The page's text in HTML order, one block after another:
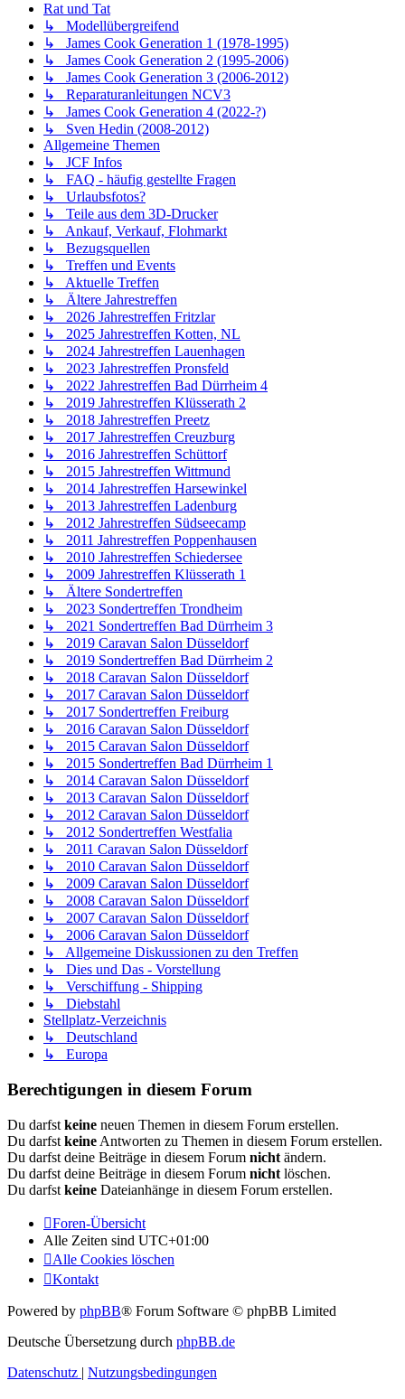
Rat und Tat
↳ Modellübergreifend
↳ James Cook Generation 1 (1978-1995)
↳ James Cook Generation 2 (1995-2006)
↳ James Cook Generation 3 (2006-2012)
↳ Reparaturanleitungen NCV3
↳ James Cook Generation 4 (2022-?)
↳ Sven Hedin (2008-2012)
Allgemeine Themen
↳ JCF Infos
↳ FAQ - häufig gestellte Fragen
↳ Urlaubsfotos?
↳ Teile aus dem 3D-Drucker
↳ Ankauf, Verkauf, Flohmarkt
↳ Bezugsquellen
↳ Treffen und Events
↳ Aktuelle Treffen
↳ Ältere Jahrestreffen
↳ 2026 Jahrestreffen Fritzlar
↳ 2025 Jahrestreffen Kotten, NL
↳ 2024 Jahrestreffen Lauenhagen
↳ 2023 Jahrestreffen Pronsfeld
↳ 2022 Jahrestreffen Bad Dürrheim 4
↳ 2019 Jahrestreffen Klüsserath 2
↳ 2018 Jahrestreffen Preetz
↳ 2017 Jahrestreffen Creuzburg
↳ 2016 Jahrestreffen Schüttorf
↳ 2015 Jahrestreffen Wittmund
↳ 2014 Jahrestreffen Harsewinkel
↳ 2013 Jahrestreffen Ladenburg
↳ 2012 Jahrestreffen Südseecamp
↳ 2011 Jahrestreffen Poppenhausen
↳ 2010 Jahrestreffen Schiedersee
↳ 2009 Jahrestreffen Klüsserath 1
↳ Ältere Sondertreffen
↳ 2023 Sondertreffen Trondheim
↳ 2021 Sondertreffen Bad Dürrheim 3
↳ 2019 Caravan Salon Düsseldorf
↳ 2019 Sondertreffen Bad Dürrheim 2
↳ 2018 Caravan Salon Düsseldorf
↳ 2017 Caravan Salon Düsseldorf
↳ 2017 Sondertreffen Freiburg
↳ 2016 Caravan Salon Düsseldorf
↳ 2015 Caravan Salon Düsseldorf
↳ 2015 Sondertreffen Bad Dürrheim 1
↳ 2014 Caravan Salon Düsseldorf
↳ 2013 Caravan Salon Düsseldorf
↳ 2012 Caravan Salon Düsseldorf
↳ 2012 Sondertreffen Westfalia
↳ 2011 Caravan Salon Düsseldorf
↳ 2010 Caravan Salon Düsseldorf
↳ 2009 Caravan Salon Düsseldorf
↳ 2008 Caravan Salon Düsseldorf
↳ 2007 Caravan Salon Düsseldorf
↳ 2006 Caravan Salon Düsseldorf
↳ Allgemeine Diskussionen zu den Treffen
↳ Dies und Das - Vorstellung
↳ Verschiffung - Shipping
↳ Diebstahl
Stellplatz-Verzeichnis
↳ Deutschland
↳ Europa
Berechtigungen in diesem Forum
Du darfst keine neuen Themen in diesem Forum erstellen.
Du darfst keine Antworten zu Themen in diesem Forum erstellen.
Du darfst deine Beiträge in diesem Forum nicht ändern.
Du darfst deine Beiträge in diesem Forum nicht löschen.
Du darfst keine Dateianhänge in diesem Forum erstellen.
Foren-Übersicht
Alle Zeiten sind UTC+01:00
Alle Cookies löschen
Kontakt
Powered by phpBB® Forum Software © phpBB Limited
Deutsche Übersetzung durch phpBB.de
Datenschutz | Nutzungsbedingungen